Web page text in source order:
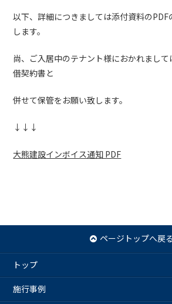
以下、詳細につきましては添付資料の
します。
尚、ご入居中のテナント様におかれまし
借契約書と
併せて保管をお願い致します。
↓↓↓
大熊建設インボイス通知 PDF
ページトップへ戻る
トップ
施行事例